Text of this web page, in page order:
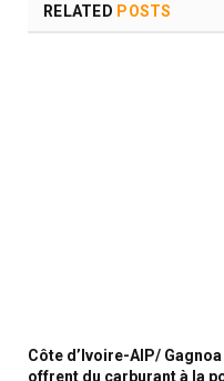
RELATED POSTS
Côte d’Ivoire-AIP/
offrent du carburant à la